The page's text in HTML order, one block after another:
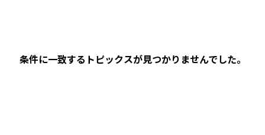
条件に一致するトピックスが見つかりませんでした。